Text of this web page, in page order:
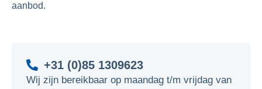
aanbod.
+31 (0)85 1309623
Wij zijn bereikbaar op maandag t/m vrijdag van